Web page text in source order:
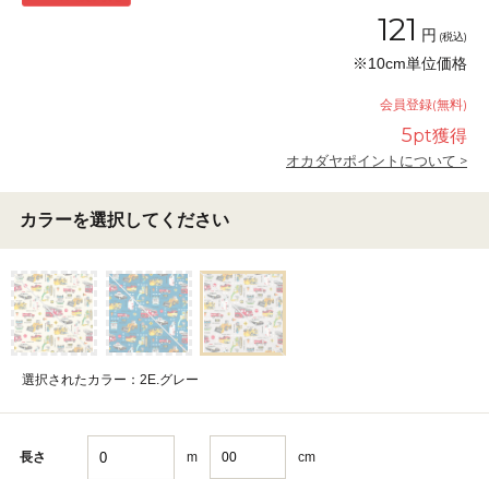
121 円 (税込)
※10cm単位価格
会員登録(無料)
5pt獲得
オカダヤポイントについて >
カラーを選択してください
選択されたカラー：2E.グレー
長さ m cm